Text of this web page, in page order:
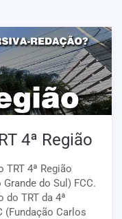
4ª Região
TRT 4ª Região
do Sul) FCC.
TRT da 4ª
(Fundação Carlos